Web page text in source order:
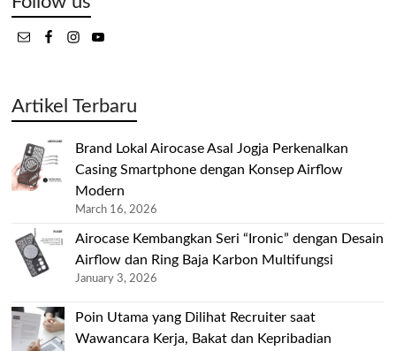
Artikel Terbaru
Brand Lokal Airocase Asal Jogja Perkenalkan
Casing Smartphone dengan Konsep Airflow
Modern
March 16, 2026
Airocase Kembangkan Seri “Ironic” dengan Desain
Airflow dan Ring Baja Karbon Multifungsi
January 3, 2026
Poin Utama yang Dilihat Recruiter saat
Wawancara Kerja, Bakat dan Kepribadian